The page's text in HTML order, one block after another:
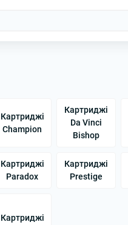
Картриджі
Champion
Картриджі
Da Vinci
Bishop
Картриджі
Paradox
Картриджі
Prestige
Картриджі